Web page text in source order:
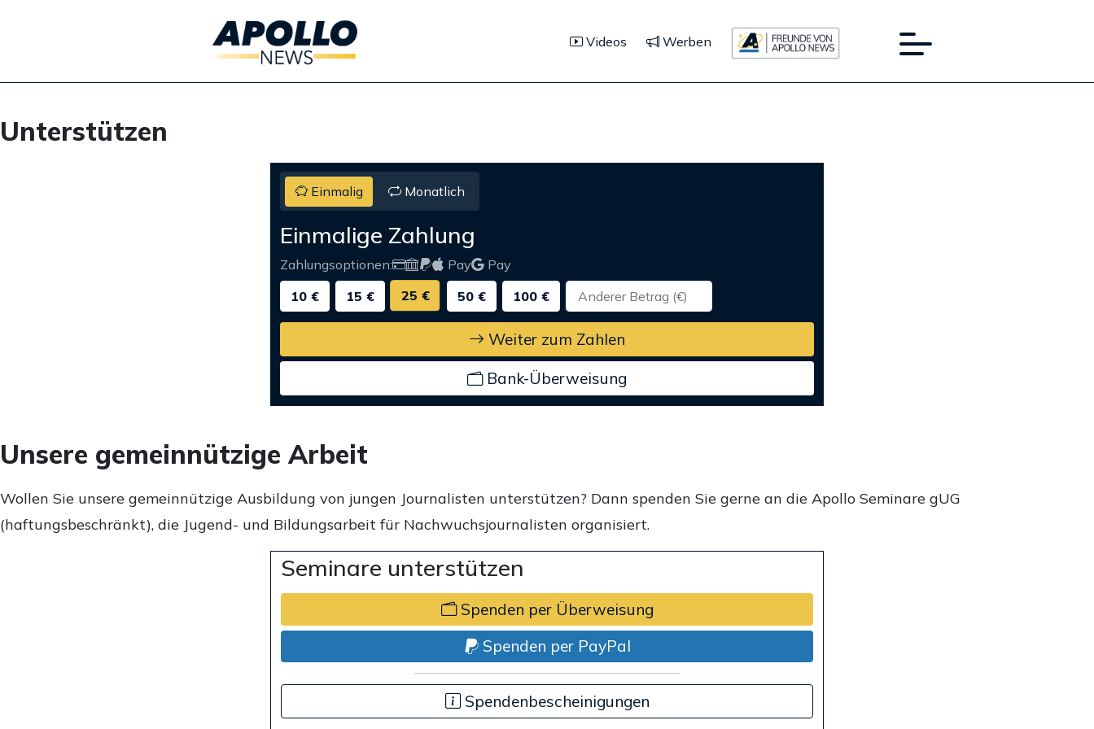
Videos Werben
Unterstützen
Einmalig Monatlich
Einmalige Zahlung
Zahlungsoptionen: Pay
Pay
10 €
15 € 25 € 50 € 100 €
Weiter zum Zahlen
Bank-Überweisung
Unsere gemeinnützige Arbeit
Wollen Sie unsere gemeinnützige Ausbildung von jungen Journalisten unterstützen? Dann spenden Sie gerne an die Apollo Seminare gUG
(haftungsbeschränkt), die Jugend- und Bildungsarbeit für Nachwuchsjournalisten organisiert.
Seminare unterstützen
Spenden per Überweisung
Spenden per PayPal
Spendenbescheinigungen